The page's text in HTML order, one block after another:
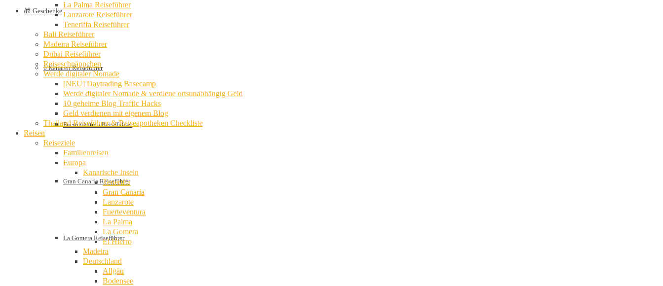
🎁 Geschenke
6 Kanaren Reiseführer
Fuerteventura Reiseführer
Gran Canaria Reiseführer
La Gomera Reiseführer
La Palma Reiseführer
Lanzarote Reiseführer
Teneriffa Reiseführer
Bali Reiseführer
Madeira Reiseführer
Dubai Reiseführer
Reiseschnäppchen
Werde digitaler Nomade
[NEU] Daytrading Basecamp
Werde digitaler Nomade & verdiene ortsunabhängig Geld
10 geheime Blog Traffic Hacks
Geld verdienen mit eigenem Blog
Thailand Reiseführer & Reiseapotheken Checkliste
Reisen
Reiseziele
Familienreisen
Europa
Kanarische Inseln
Teneriffa
Gran Canaria
Lanzarote
Fuerteventura
La Palma
La Gomera
El Hierro
Madeira
Deutschland
Allgäu
Bodensee